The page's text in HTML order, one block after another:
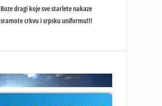
Boze dragi koje sve starlete nakaze
sramote crkvu i srpsku uniformu!!!